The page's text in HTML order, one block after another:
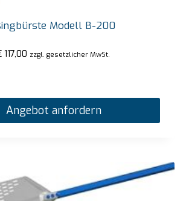
Modell B-200
117,00 zzgl. gesetzlicher MwSt.
Angebot anfordern